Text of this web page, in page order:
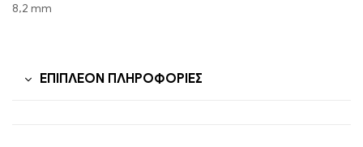
8,2 mm
ΕΠΙΠΛΈΟΝ ΠΛΗΡΟΦΟΡΊΕΣ